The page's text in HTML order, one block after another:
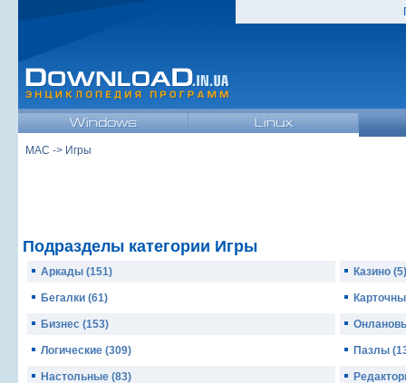
MAC -> Игры
Подразделы категории Игры
Аркады (151) Казино (5)
Бегалки (61)
Бизнес (153)
Логические (309) Пазлы
Настольные (83)